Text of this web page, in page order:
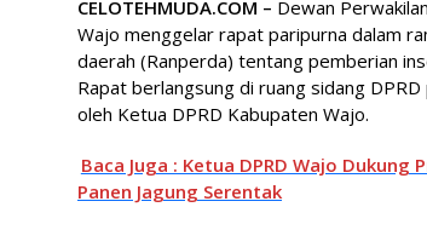
CELOTEHMUDA.COM – Dewan
Wajo menggelar rapat paripurna dalam
daerah (Ranperda) tentang pemberian
Rapat berlangsung di ruang sidang
oleh Ketua DPRD Kabupaten Wajo.
Baca Juga : Ketua DPRD Wajo
Panen Jagung Serentak